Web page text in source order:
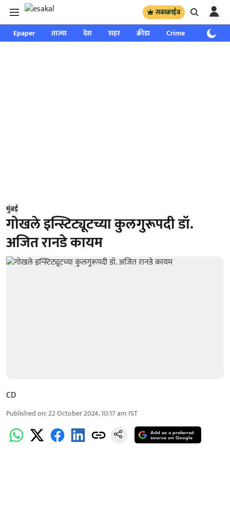
सबस्क्राईब
Epaper ताज्या देश शहर क्रीडा Crime साप्ताहिक
मुंबई
गोखले इन्स्टिट्यूटच्या कुलगुरूपदी डॉ.
अजित रानडे कायम
CD
Published on:22 October 2024, 10:17 am IST
Add as a preferred
source on Google